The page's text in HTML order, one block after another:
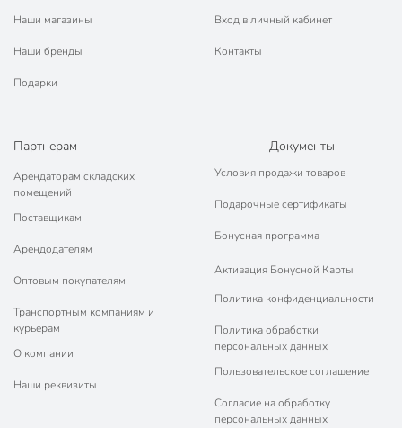
Наши магазины
Наши бренды
Подарки
Вход в личный кабинет
Контакты
Партнерам
Арендаторам складских
помещений
Поставщикам
Арендодателям
Оптовым покупателям
Транспортным компаниям и
курьерам
О компании
Наши реквизиты
Документы
Условия продажи товаров
Подарочные сертификаты
Бонусная программа
Активация Бонусной Карты
Политика конфиденциальности
Политика обработки
персональных данных
Пользовательское соглашение
Согласие на обработку
персональных данных